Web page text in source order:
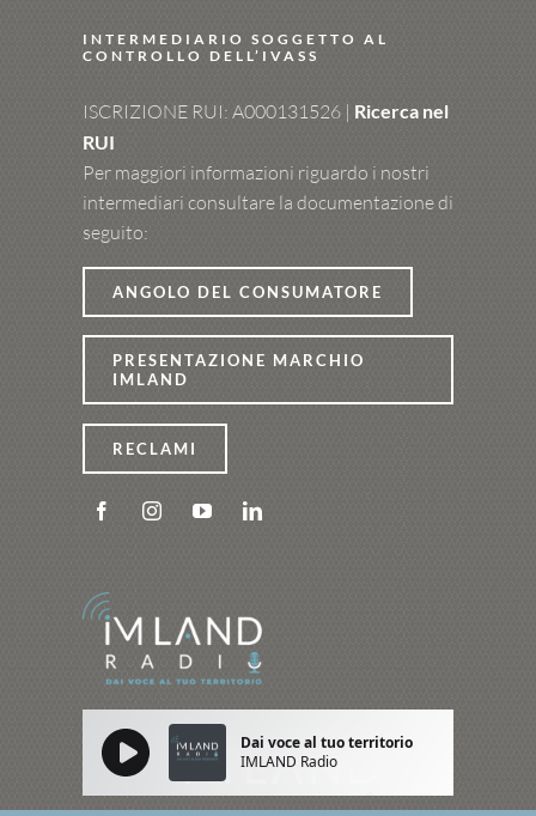
INTERMEDIARIO SOGGETTO AL
CONTROLLO DELL’IVASS
ISCRIZIONE RUI: A000131526 | Ricerca nel
RUI
Per maggiori informazioni riguardo i nostri
intermediari consultare la documentazione di
seguito:
ANGOLO DEL CONSUMATORE
PRESENTAZIONE MARCHIO
IMLAND
RECLAMI